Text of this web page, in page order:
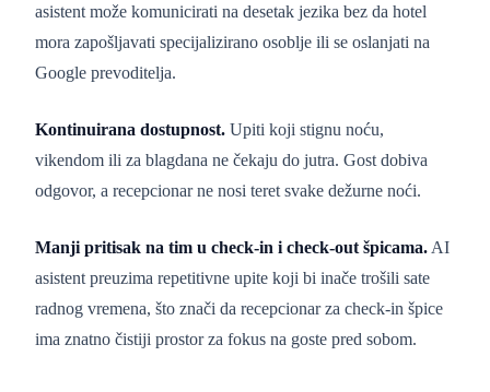
asistent može komunicirati na desetak jezika bez da hotel
mora zapošljavati specijalizirano osoblje ili se oslanjati na
Google prevoditelja.
Kontinuirana dostupnost. Upiti koji stignu noću,
vikendom ili za blagdana ne čekaju do jutra. Gost dobiva
odgovor, a recepcionar ne nosi teret svake dežurne noći.
Manji pritisak na tim u check-in i check-out špicama. AI
asistent preuzima repetitivne upite koji bi inače trošili sate
radnog vremena, što znači da recepcionar za check-in špice
ima znatno čistiji prostor za fokus na goste pred sobom.